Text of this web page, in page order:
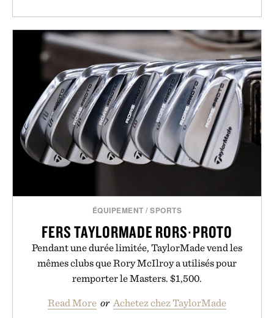
ÉQUIPEMENT /SPORTS
FERS TAYLORMADE RORS∙PROTO
Pendant une durée limitée, TaylorMade vend les
mêmes clubs que Rory McIlroy a utilisés pour
remporter le Masters. $1,500.
Read More or Achetez chez TaylorMade